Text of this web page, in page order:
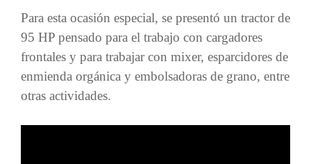
Para esta ocasión especial, se presentó un tractor de
95 HP pensado para el trabajo con cargadores
frontales y para trabajar con mixer, esparcidores de
enmienda orgánica y embolsadoras de grano, entre
otras actividades.